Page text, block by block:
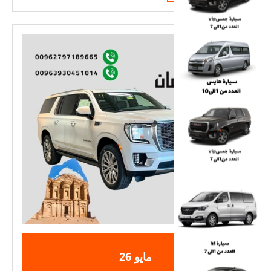
الى
سوريا
MORE
مايو 2025-
26
2025-